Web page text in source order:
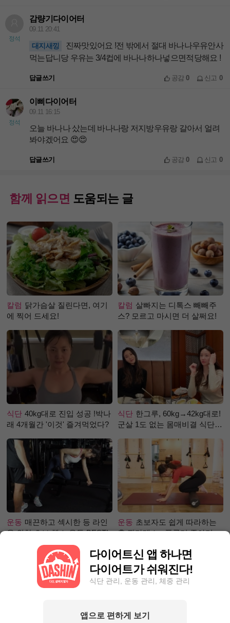
정석
감량기다이어터
09.11 20:41
대지새낑
진짜맛있어요 !전 밖에서 절대 바나나우유안사
먹는답니당 우유는 3/4컵에 바나나하나넣으면적당해요 !
답글쓰기 공감0 신고 0
정석
이삐다이어터
09.11 16:15
오늘 바나나 샀는데 바나나랑 저지방우유랑 갈아서 얼려
봐야겠어요 😍😍
답글쓰기 공감0 신고 0
함께 읽으면 도움되는 글
칼럼 닭가슴살 질린다면, 여기
에 찍어 드세요!
칼럼 살빠지는 디톡스 빼빼주
스? 모르고 마시면 더 살쩌요!
식단 40kg대로 진입 성공 !박나
래 4개월간 '이것' 즐겨먹었다?
식단 한그루, 60kg→42kg대로!
군살 1도 없는 몸매비결 식단
운동 매끈하고 섹시한 등 라인
을 위한 초보 헬스 운동 BEST!
운동 초보자도 쉽게 따라하는
홈 필라테스 - 폼롤러 종아리 알
다이어트신 앱 하나면
다이어트가 쉬워진다!
식단 관리, 운동 관리, 체중 관리
앱으로 편하게 보기